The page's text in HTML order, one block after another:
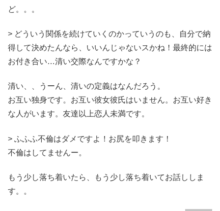
ど。。。
> どういう関係を続けていくのかっていうのも、自分で納
得して決めたんなら、いいんじゃないスかね！最終的には
お付き合い…清い交際なんですかな？
清い、、うーん、清いの定義はなんだろう。
お互い独身です。お互い彼女彼氏はいません。お互い好き
な人がいます。友達以上恋人未満です。
> ふふふ不倫はダメですよ！お尻を叩きます！
不倫はしてませんー。
もう少し落ち着いたら、もう少し落ち着いてお話ししま
す。。